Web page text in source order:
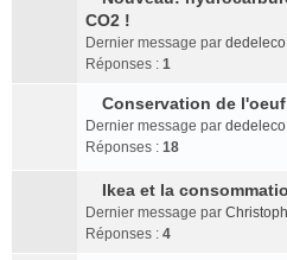
e
n
t
s
r
é
e
n
t
l
e
p
u
s
r
c
e
n
n
o
n
u
l
e
u
s
s
s
a
e
n
o
u
l
l
e
m
s
s
a
e
n
o
l
t
e
e
m
s
s
a
C
o
n
u
l
t
l
e
CO2 !
Dernier message par dedeleco
Réponses : 1
C
o
s
u
l
Conservation de
Dernier message par dedeleco
Réponses : 18
C
o
Ikea et la
Dernier message par
Réponses : 4